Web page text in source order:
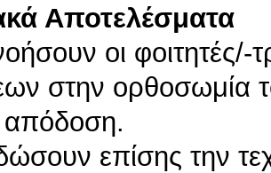
Αποτελέσματα
οι φοιτητές/-
στην ορθοσωμία
απόδοση.
επίσης την